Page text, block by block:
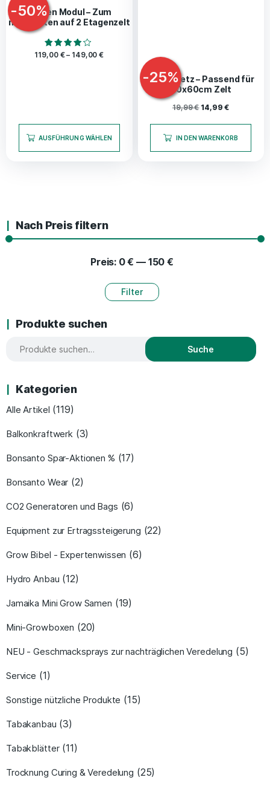
-50%
Etagen Modul – Zum
nachrüsten auf 2 Etagenzelt
Bewertet
119,00 €– 149,00€
AUSFÜHRUNG WÄHLEN
-25%
Scrog Netz – Passend für
60x60cm Zelt
19,99€ 14,99€
IN DEN WARENKORB
Nach Preis filtern
Filter
Preis: 0 € — 150 €
Produkte suchen
Suche
Kategorien
Alle Artikel (119)
Balkonkraftwerk (3)
Bonsanto Spar-Aktionen % (17)
Bonsanto Wear (2)
CO2 Generatoren und Bags (6)
Equipment zur Ertragssteigerung (22)
Grow Bibel - Expertenwissen (6)
Hydro Anbau (12)
Jamaika Mini Grow Samen (19)
Mini-Growboxen (20)
NEU - Geschmacksprays zur nachträglichen Veredelung (5)
Service (1)
Sonstige nützliche Produkte (15)
Tabakanbau (3)
Tabakblätter (11)
Trocknung Curing & Veredelung (25)